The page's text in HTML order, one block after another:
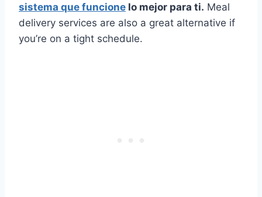
sistema que funcione lo mejor para ti. Meal
delivery services are also a great alternative if
you’re on a tight schedule.